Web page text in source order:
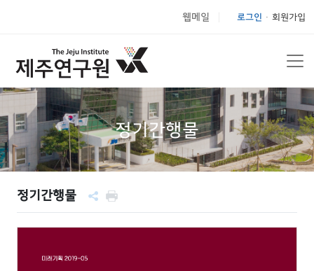
웹메일 로그인 회원가입
정기간행물
정기간행물